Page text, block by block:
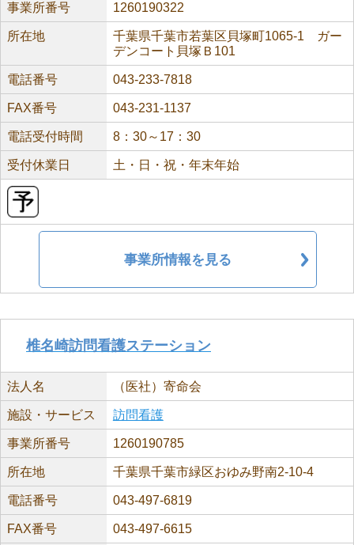
事業所番号 1260190322
所在地
千葉県千葉市若葉区貝塚町1065-1 ガー
デンコート貝塚Ｂ101
電話番号 043-233-7818
FAX番号 043-231-1137
電話受付時間 8：30～17：30
受付休業日 土・日・祝・年末年始
事業所情報を見る
椎名崎訪問看護ステーション
法人名 （医社）寄命会
施設・サービス 訪問看護
事業所番号 1260190785
所在地 千葉県千葉市緑区おゆみ野南2-10-4
電話番号 043-497-6819
FAX番号 043-497-6615